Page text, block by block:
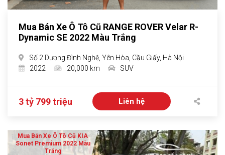
Mua Bán Xe Ô Tô Cũ RANGE ROVER Velar R-
Dynamic SE 2022 Màu Trắng
Số 2 Dương Đình Nghệ, Yên Hòa, Cầu Giấy, Hà Nội
2022
20,000 km SUV
3 tỷ 799 triệu Liên hệ
Mua Bán Xe Ô Tô Cũ KIA
Sonet Premium 2022 Màu
Trắng